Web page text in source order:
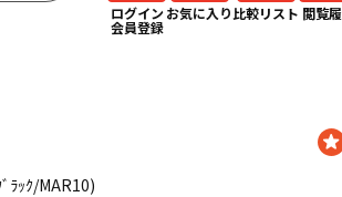
ログイン
会員登録
お気に入り 比較リスト 閲覧
ﾗｯｸ/MAR10)